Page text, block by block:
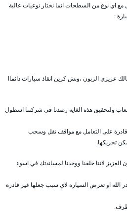
اي نوع من السطحات انما نختار نوعيات عالية
:
عزيزي الزبون ،ونش كرين انقاذ سيارات دائماا
ولتحقيق هذه الغاية رصدنا في شركتنا اسطول
على التعامل مع مواقف نقل وسحب
تحريكها.
العزيز لاننا خلقنا ووجدنا لمساندتك في اسوء
الله او تعرض السيارة لاي سبب جعلها غير قادرة